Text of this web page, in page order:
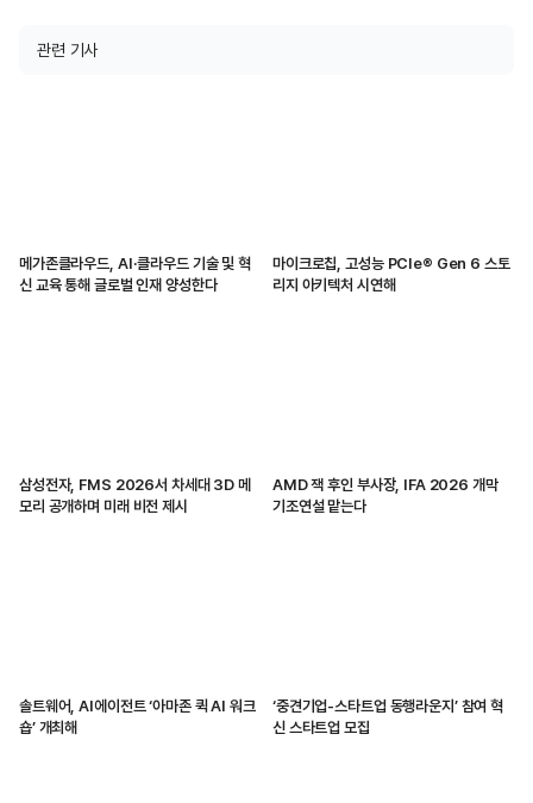
관련 기사
메가존클라우드, AI·클라우드 기술 및 혁
신 교육 통해 글로벌 인재 양성한다
마이크로칩, 고성능 PCIe® Gen 6 스토
리지 아키텍처 시연해
삼성전자, FMS 2026서 차세대 3D 메
모리 공개하며 미래 비전 제시
AMD 잭 후인 부사장, IFA 2026 개막
기조연설 맡는다
솔트웨어, AI에이전트 ‘아마존 퀵 AI 워크
숍’ 개최해
‘중견기업-스타트업 동행라운지’ 참여 혁
신 스타트업 모집